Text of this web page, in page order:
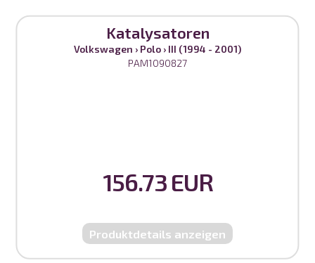
Katalysatoren
Volkswagen › Polo › III (1994 - 2001)
PAM1090827
156.73 EUR
Produktdetails anzeigen